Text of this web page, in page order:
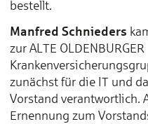
bestellt.
Manfred Schnieders
zur ALTE OLDENBURGER
zunächst für die IT und
Vorstand verantwortlich.
Ernennung zum